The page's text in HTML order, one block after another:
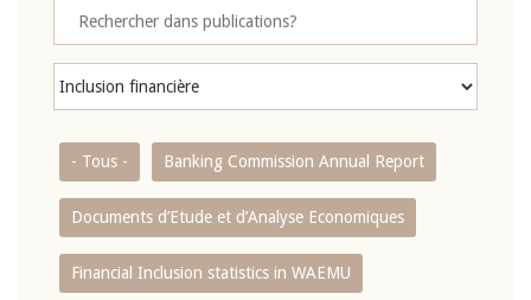
- Tous - Banking Commission Annual Report
Documents d’Etude et d’Analyse Economiques
Financial Inclusion statistics in WAEMU